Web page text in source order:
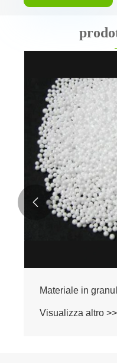
Materiale in
Visualizza altro >>
